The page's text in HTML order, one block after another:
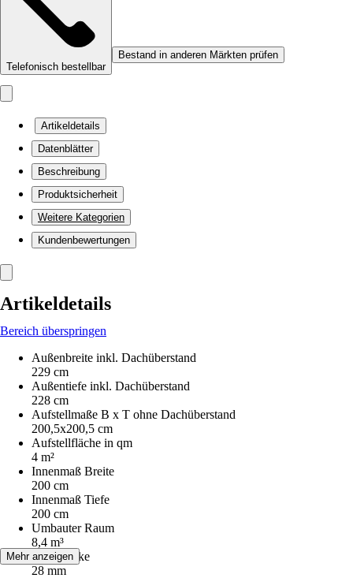
Telefonisch bestellbar
Bestand in anderen Märkten prüfen
Artikeldetails
Datenblätter
Beschreibung
Produktsicherheit
Weitere Kategorien
Kundenbewertungen
Artikeldetails
Bereich überspringen
Außenbreite inkl. Dachüberstand
229 cm
Außentiefe inkl. Dachüberstand
228 cm
Aufstellmaße B x T ohne Dachüberstand
200,5x200,5 cm
Aufstellfläche in qm
4 m²
Innenmaß Breite
200 cm
Innenmaß Tiefe
200 cm
Umbauter Raum
8,4 m³
Wandstärke
28 mm
Mehr anzeigen